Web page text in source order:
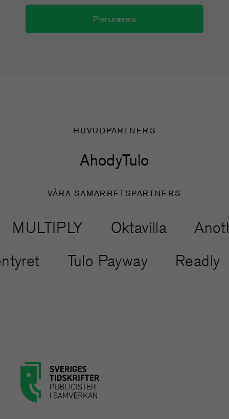
HUVUDPARTNERS
AhodyTulo
VÅRA SAMARBETSPARTNERS
Oktavilla
Another
Tulo Payway
Äventyret